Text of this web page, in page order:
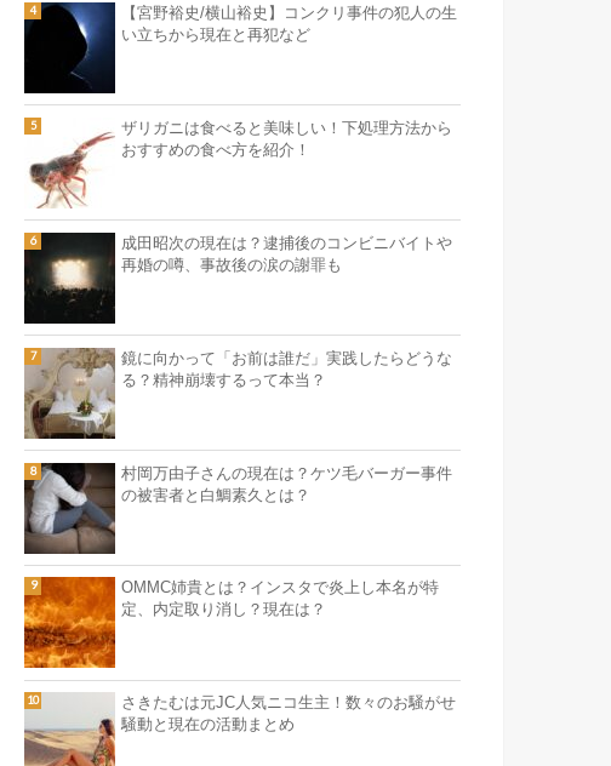
【宮野裕史/横山裕史】コンクリ事件の犯人の生
い立ちから現在と再犯など
ザリガニは食べると美味しい！下処理方法から
おすすめの食べ方を紹介！
成田昭次の現在は？逮捕後のコンビニバイトや
再婚の噂、事故後の涙の謝罪も
鏡に向かって「お前は誰だ」実践したらどうな
る？精神崩壊するって本当？
村岡万由子さんの現在は？ケツ毛バーガー事件
の被害者と白鯛素久とは？
OMMC姉貴とは？インスタで炎上し本名が特
定、内定取り消し？現在は？
さきたむは元JC人気ニコ生主！数々のお騒がせ
騒動と現在の活動まとめ